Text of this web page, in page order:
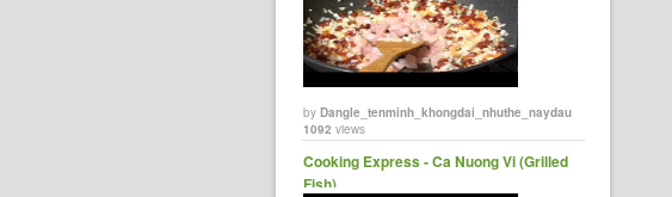
byDangle_tenminh_khongdai_nhuthe_naydau
1092 views
Cooking Express - Ca Nuong Vi (Grilled
Fish)